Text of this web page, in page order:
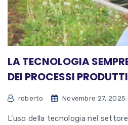
LA TECNOLOGIA
DEI PROCESSI
roberto Novembre 27, 2025
L’uso della tecnologia nel